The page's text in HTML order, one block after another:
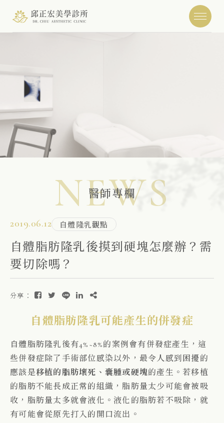
NEWS
醫師專欄
2019.06.12 自體隆乳觀點
自體脂肪隆乳後摸到硬塊怎麼辦？需
要切除嗎？
分享：
自體脂肪隆乳可能產生的併發症
自體脂肪隆乳後有4%~8%的案例會有併發症產生，這
些併發症除了手術部位感染以外，最令人感到困擾的
應該是移植的脂肪壞死、囊腫或硬塊的產生。若移植
的脂肪不能長成正常的組織，脂肪量太少可能會被吸
收，脂肪量太多就會液化。液化的脂肪若不吸除，就
有可能會從原先打入的開口流出。